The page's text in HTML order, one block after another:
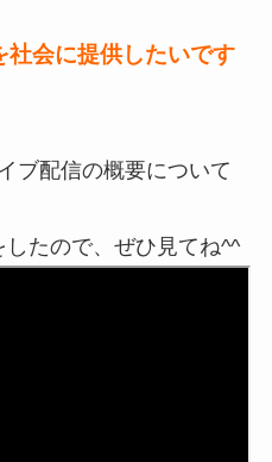
社会に提供したいです
ブ配信の概要について
たので、ぜひ見てね^^